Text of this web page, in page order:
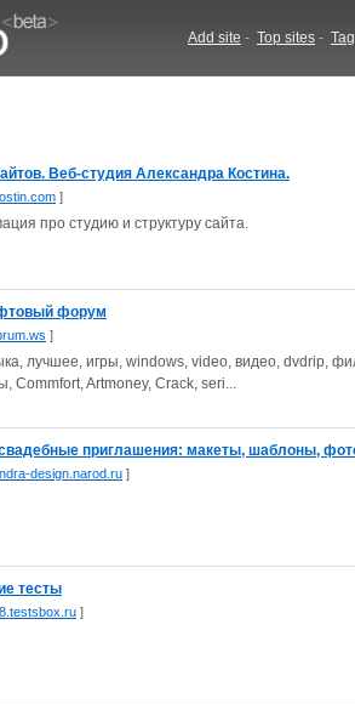
Add site - Top sites -
Веб-студия Александра Костина.
]
про студию и структуру сайта.
форум
]
лучшее, игры, windows, video, видео, dvdrip,
Commfort, Artmoney, Crack, seri...
приглашения: макеты, шаблоны,
design.narod.ru ]
тесты
]